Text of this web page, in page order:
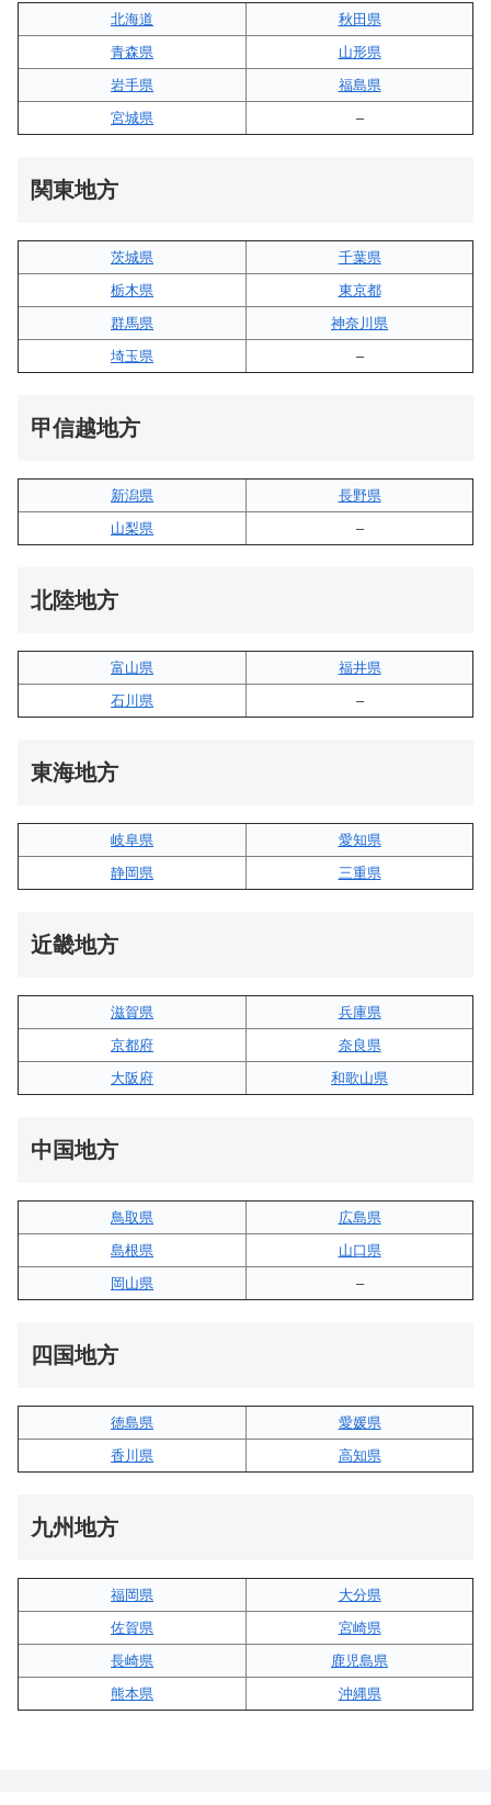
北海道
秋田県
青森県
山形県
岩手県
福島県
宮城県
–
関東地方
茨城県
千葉県
栃木県
東京都
群馬県
神奈川県
埼玉県
–
甲信越地方
新潟県
長野県
山梨県
–
北陸地方
富山県
福井県
石川県
–
東海地方
岐阜県
愛知県
静岡県
三重県
近畿地方
滋賀県
兵庫県
京都府
奈良県
大阪府
和歌山県
中国地方
鳥取県
広島県
島根県
山口県
岡山県
–
四国地方
徳島県
愛媛県
香川県
高知県
九州地方
福岡県
大分県
佐賀県
宮崎県
長崎県
鹿児島県
熊本県
沖縄県